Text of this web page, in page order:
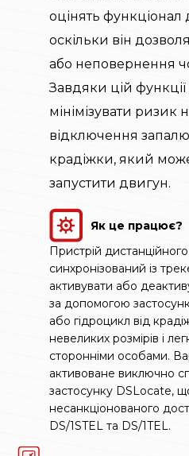
оцінять
оскільки він
або неповернення
Завдяки цій
мінімізувати
відключення
крадіжки, який
запустити двигун.
Як це працює?
Пристрій
синхронізований із
активувати або
за допомогою
або гідроцикл від
невеликих розмірів і
сторонніми особами.
активоване виключно
застосунку DSLocate,
несанкціонованого
DS/1STEL та DS/1TEL.